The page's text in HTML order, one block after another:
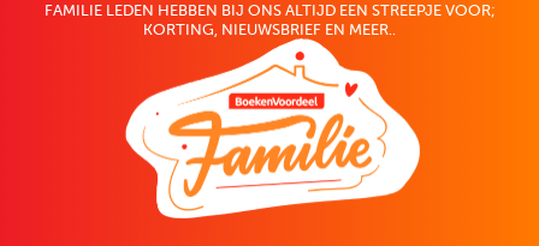
FAMILIE LEDEN HEBBEN BIJ ONS ALTIJD EEN STREEPJE VOOR;
KORTING, NIEUWSBRIEF EN MEER..